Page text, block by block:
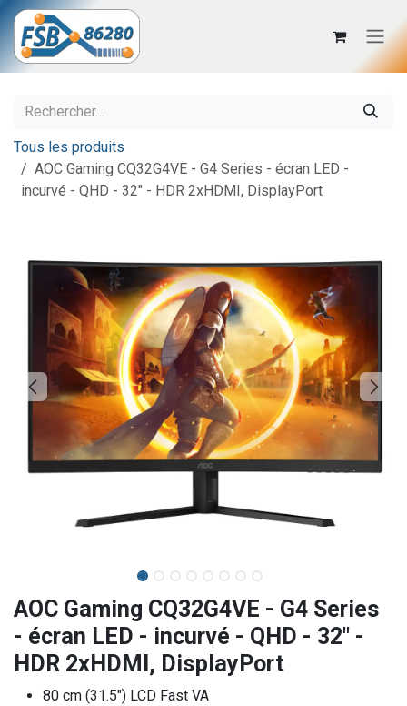
Se rendre au contenu
Tous les produits
AOC Gaming CQ32G4VE - G4 Series - écran LED -
incurvé - QHD - 32" - HDR 2xHDMI, DisplayPort
AOC Gaming CQ32G4VE - G4 Series
- écran LED - incurvé - QHD - 32" -
HDR 2xHDMI, DisplayPort
80 cm (31.5") LCD Fast VA